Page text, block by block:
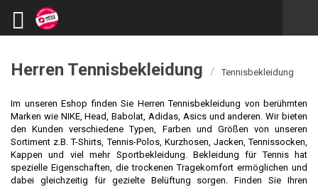
Herren Tennisbekleidung / Tennisbekleidung
Im unseren Eshop finden Sie Herren Tennisbekleidung von berühmten
Marken wie NIKE, Head, Babolat, Adidas, Asics und anderen. Wir bieten
den Kunden verschiedene Typen, Farben und Größen von unseren
Sortiment z.B. T-Shirts, Tennis-Polos, Kurzhosen, Jacken, Tennissocken,
Kappen und viel mehr Sportbekleidung. Bekleidung für Tennis hat
spezielle Eigenschaften, dietrockenen Tragekomfort ermöglichen und
dabei gleichzeitig für gezielte Belüftung sorgen. Finden Sie Ihren